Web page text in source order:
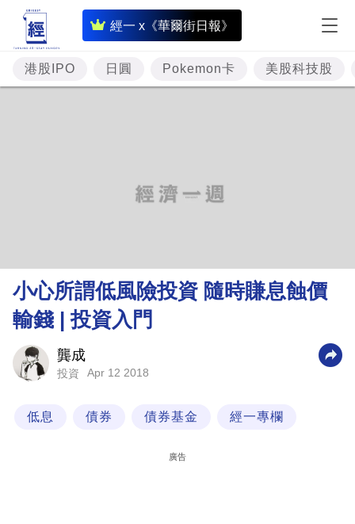
經一 x《華爾街日報》
即
時
財
經
理
財
商
科
港股IPO 日圓 Pokemon卡 美股科技股
小心所謂低風險投資 隨時賺息蝕價
輸錢 | 投資入門
龔成
投資 Apr 12 2018
低息 債券 債券基金 經一專欄
廣告